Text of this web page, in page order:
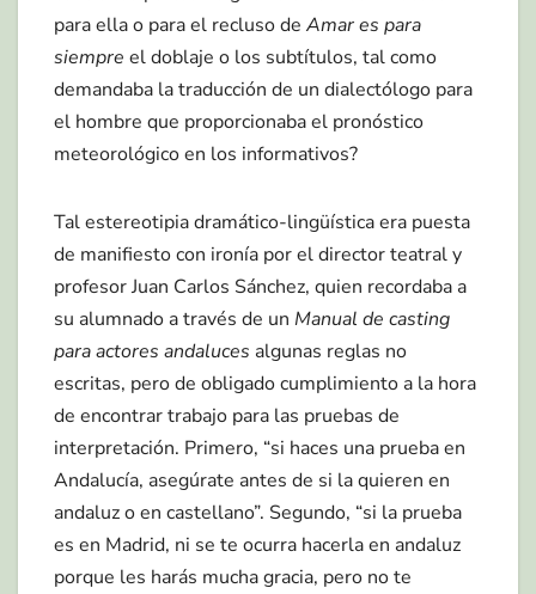
para ella o para el recluso de Amar es para
siempre el doblaje o los subtítulos, tal como
demandaba la traducción de un dialectólogo para
el hombre que proporcionaba el pronóstico
meteorológico en los informativos?
Tal estereotipia dramático-lingüística era puesta
de manifiesto con ironía por el director teatral y
profesor Juan Carlos Sánchez, quien recordaba a
su alumnado a través de un Manual de casting
para actores andaluces algunas reglas no
escritas, pero de obligado cumplimiento a la hora
de encontrar trabajo para las pruebas de
interpretación. Primero, “si haces una prueba en
Andalucía, asegúrate antes de si la quieren en
andaluz o en castellano”. Segundo, “si la prueba
es en Madrid, ni se te ocurra hacerla en andaluz
porque les harás mucha gracia, pero no te